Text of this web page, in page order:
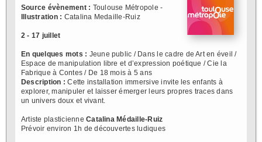
Source évènement : Toulouse Métropole -
Illustration : Catalina Medaille-Ruiz
2 - 17 juillet
En quelques mots : Jeune public / Dans le cadre de Art en éveil /
Espace de manipulation libre et d’expression poétique / Cie la
Fabrique à Contes / De 18 mois à 5 ans
Description : Cette installation immersive invite les enfants à
explorer, manipuler et laisser émerger leurs propres traces dans
un univers doux et vivant.
Artiste plasticienneCatalina Médaille-Ruiz
Prévoir environ 1h de découvertes ludiques